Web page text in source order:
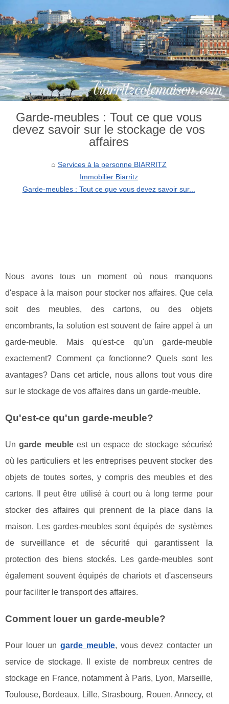
Garde-meubles : Tout ce que vous
devez savoir sur le stockage de vos
affaires
Services à la personne BIARRITZ
Immobilier Biarritz
Garde-meubles : Tout ce que vous devez savoir sur...
Nous avons tous un moment où nous manquons
d'espace à la maison pour stocker nos affaires. Que cela
soit des meubles, des cartons, ou des objets
encombrants, la solution est souvent de faire appel à un
garde-meuble. Mais qu'est-ce qu'un garde-meuble
exactement? Comment ça fonctionne? Quels sont les
avantages? Dans cet article, nous allons tout vous dire
sur le stockage de vos affaires dans un garde-meuble.
Qu'est-ce qu'un garde-meuble?
Ungarde meubleest un espace de stockage sécurisé
où les particuliers et les entreprises peuvent stocker des
objets de toutes sortes, y compris des meubles et des
cartons. Il peut être utilisé à court ou à long terme pour
stocker des affaires qui prennent de la place dans la
maison. Les gardes-meubles sont équipés de systèmes
de surveillance et de sécurité qui garantissent la
protection des biens stockés. Les garde-meubles sont
également souvent équipés de chariots et d'ascenseurs
pour faciliter le transport des affaires.
Comment louer un garde-meuble?
Pour louer ungarde meuble, vous devez contacter un
service de stockage. Il existe de nombreux centres de
stockage en France, notamment à Paris, Lyon, Marseille,
Toulouse, Bordeaux, Lille, Strasbourg, Rouen, Annecy, et